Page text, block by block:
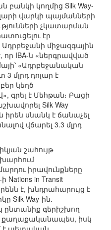
կողմից Silk Way-
վարկի պայմանների
չկատարման
էր
միջազգային
որ IBA-ն «ներգրավված
«Ադրբեջանական
մլրդ դոլար է
կեղծ
գրել է Մեհթան։ Բացի
Silk Way
իրեն սնանկ է ճանաչել
վճարել 3.3 մլրդ
շահույթ
իրավունքները
Nations in Transit
է, խնդրահարույց է
Silk Way-ին.
ընտանիք գերիշխող
քաղաքականապես, իսկ